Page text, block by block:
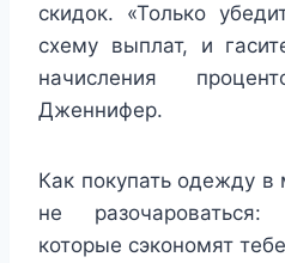
скидок. «Только
схему выплат, и
начисления
Дженнифер.
Как покупать одежду
не
которые сэкономят